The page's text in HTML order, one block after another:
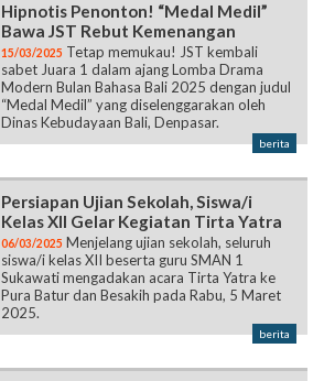
Hipnotis Penonton! “Medal Medil”
Bawa JST Rebut Kemenangan
15/03/2025 Tetap memukau! JST kembali
sabet Juara 1 dalam ajang Lomba Drama
Modern Bulan Bahasa Bali 2025 dengan judul
“Medal Medil” yang diselenggarakan oleh
Dinas Kebudayaan Bali, Denpasar.
berita
Persiapan Ujian Sekolah, Siswa/i
Kelas XII Gelar Kegiatan Tirta Yatra
06/03/2025 Menjelang ujian sekolah, seluruh
siswa/i kelas XII beserta guru SMAN 1
Sukawati mengadakan acara Tirta Yatra ke
Pura Batur dan Besakih pada Rabu, 5 Maret
2025.
berita